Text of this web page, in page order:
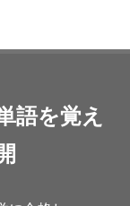
語を覚え